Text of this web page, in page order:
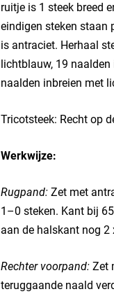
ruitje is 1 steek breed
eindigen steken staan
is antraciet. Herhaal
lichtblauw, 19
naalden inbreien met
Tricotsteek: Recht op
Werkwijze:
Rugpand:Zet met
1–0 steken. Kant bij
aan de halskant nog 2
Rechter voorpand:Zet
teruggaande naald